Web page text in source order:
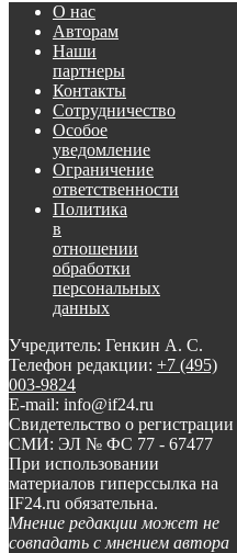
О нас
Авторам
Наши
партнеры
Контакты
Сотрудничество
Особое
уведомление
Ограничение
ответственности
Политика
в
отношении
обработки
персональных
данных
Учредитель: Генкин А. С.
Телефон редакции: +7 (495)
003-9824
E-mail: info@if24.ru
Свидетельство о регистрации
СМИ: ЭЛ № ФС 77 - 67477
При использовании
материалов гиперссылка на
IF24.ru обязательна.
Мнение редакции может не
совпадать с мнением автора